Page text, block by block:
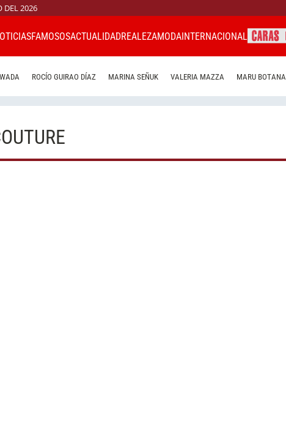
DEL 2026
FAMOSOSACTUALIDADREALEZAMODAINTERNACIONAL
ROCÍO GUIRAO DÍAZ MARINA SEÑUK VALERIA MAZZA MARU BOTANA